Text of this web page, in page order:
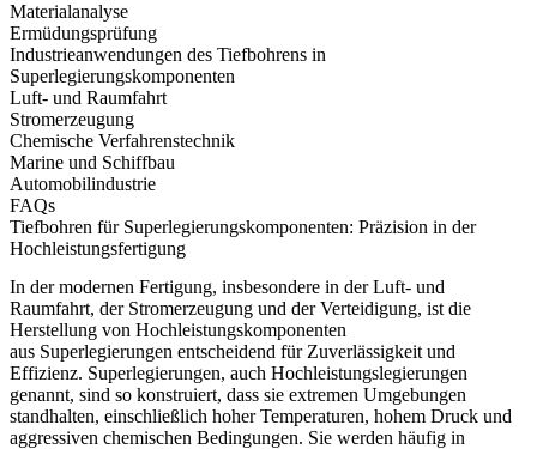
Materialanalyse
Ermüdungsprüfung
Industrieanwendungen des Tiefbohrens in
Superlegierungskomponenten
Luft- und Raumfahrt
Stromerzeugung
Chemische Verfahrenstechnik
Marine und Schiffbau
Automobilindustrie
FAQs
Tiefbohren für Superlegierungskomponenten: Präzision in der
Hochleistungsfertigung
In der modernen Fertigung, insbesondere in derLuft- und
Raumfahrt, der Stromerzeugung und derVerteidigung, ist die
Herstellung von Hochleistungskomponenten
aus Superlegierungen entscheidend für Zuverlässigkeit und
Effizienz. Superlegierungen, auch Hochleistungslegierungen
genannt, sind so konstruiert, dass sie extremen Umgebungen
standhalten, einschließlich hoher Temperaturen, hohem Druck und
aggressiven chemischen Bedingungen. Sie werden häufig in